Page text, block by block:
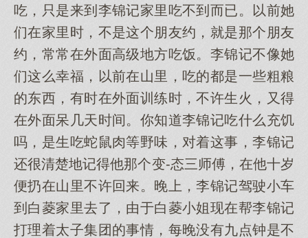
吃，只是来到李锦记家里吃不到而已。以前她
们在家里时，不是这个朋友约，就是那个朋友
约，常常在外面高级地方吃饭。李锦记不像她
们这么幸福，以前在山里，吃的都是一些粗粮
的东西，有时在外面训练时，不许生火，又得
在外面呆几天时间。你知道李锦记吃什么充饥
吗，是生吃蛇鼠肉等野味，对着这事，李锦记
还很清楚地记得他那个变-态三师傅，在他十岁
便扔在山里不许回来。晚上，李锦记驾驶小车
到白菱家里去了，由于白菱小姐现在帮李锦记
打理着太子集团的事情，每晚没有九点钟是不